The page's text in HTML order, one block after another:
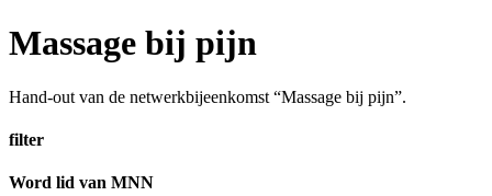
Massage bij pijn
Hand-out van de netwerkbijeenkomst “Massage bij pijn”.
filter
Word lid van MNN